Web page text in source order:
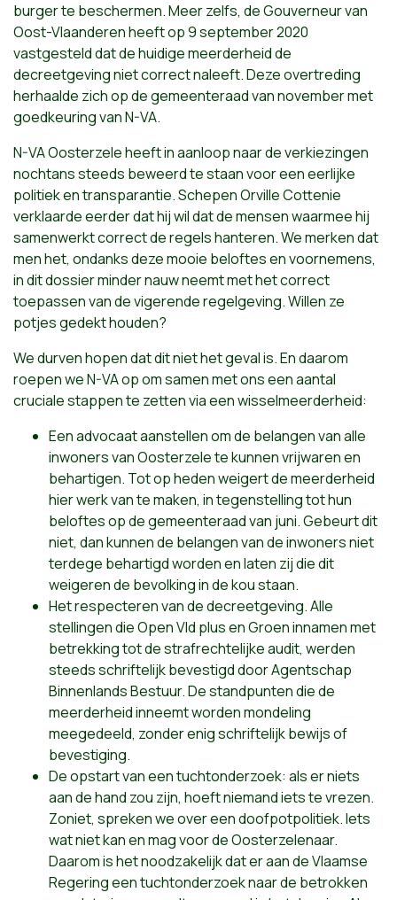
burger te beschermen. Meer zelfs, de Gouverneur van
Oost-Vlaanderen heeft op 9 september 2020
vastgesteld dat de huidige meerderheid de
decreetgeving niet correct naleeft. Deze overtreding
herhaalde zich op de gemeenteraad van november met
goedkeuring van N-VA.
N-VA Oosterzele heeft in aanloop naar de verkiezingen
nochtans steeds beweerd te staan voor een eerlijke
politiek en transparantie. Schepen Orville Cottenie
verklaarde eerder dat hij wil dat de mensen waarmee hij
samenwerkt correct de regels hanteren. We merken dat
men het, ondanks deze mooie beloftes en voornemens,
in dit dossier minder nauw neemt met het correct
toepassen van de vigerende regelgeving. Willen ze
potjes gedekt houden?
We durven hopen dat dit niet het geval is. En daarom
roepen we N-VA op om samen met ons een aantal
cruciale stappen te zetten via een wisselmeerderheid:
Een advocaat aanstellen om de belangen van alle
inwoners van Oosterzele te kunnen vrijwaren en
behartigen. Tot op heden weigert de meerderheid
hier werk van te maken, in tegenstelling tot hun
beloftes op de gemeenteraad van juni. Gebeurt dit
niet, dan kunnen de belangen van de inwoners niet
terdege behartigd worden en laten zij die dit
weigeren de bevolking in de kou staan.
Het respecteren van de decreetgeving. Alle
stellingen die Open Vld plus en Groen innamen met
betrekking tot de strafrechtelijke audit, werden
steeds schriftelijk bevestigd door Agentschap
Binnenlands Bestuur. De standpunten die de
meerderheid inneemt worden mondeling
meegedeeld, zonder enig schriftelijk bewijs of
bevestiging.
De opstart van een tuchtonderzoek: als er niets
aan de hand zou zijn, hoeft niemand iets te vrezen.
Zoniet, spreken we over een doofpotpolitiek. Iets
wat niet kan en mag voor de Oosterzelenaar.
Daarom is het noodzakelijk dat er aan de Vlaamse
Regering een tuchtonderzoek naar de betrokken